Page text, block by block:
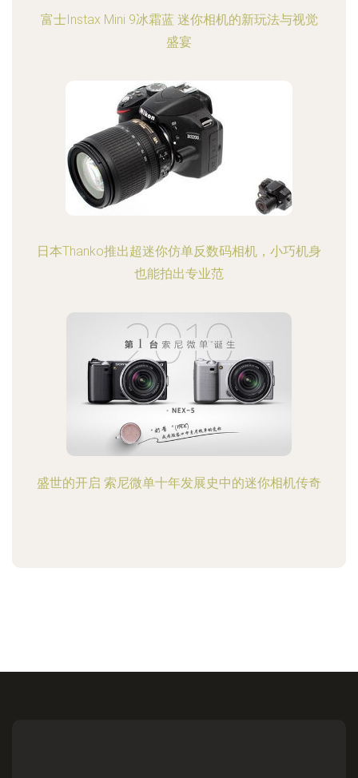
富士Instax Mini 9冰霜蓝 迷你相机的新玩法与视觉
盛宴
日本Thanko推出超迷你仿单反数码相机，小巧机身
也能拍出专业范
盛世的开启 索尼微单十年发展史中的迷你相机传奇